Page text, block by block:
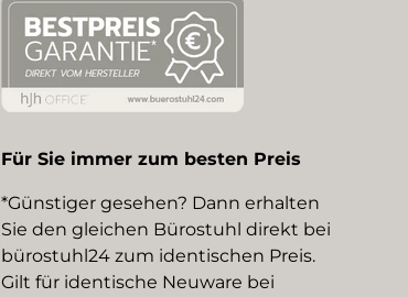
Für Sie immer zum besten Preis
*Günstiger gesehen? Dann erhalten
Sie den gleichen Bürostuhl direkt bei
bürostuhl24 zum identischen Preis.
Gilt für identische Neuware bei